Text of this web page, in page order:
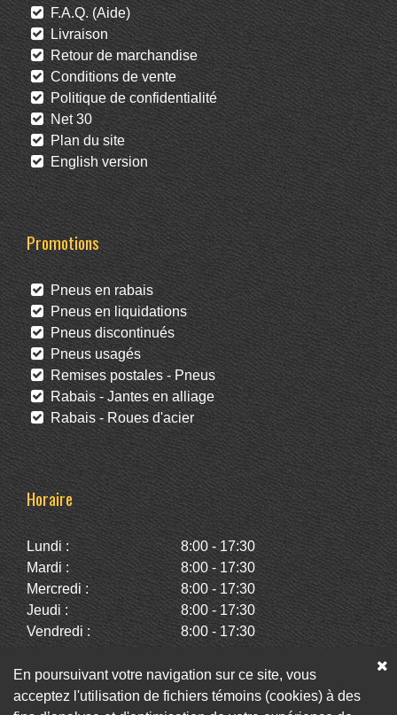
F.A.Q. (Aide)
Livraison
Retour de marchandise
Conditions de vente
Politique de confidentialité
Net 30
Plan du site
English version
Promotions
Pneus en rabais
Pneus en liquidations
Pneus discontinués
Pneus usagés
Remises postales - Pneus
Rabais - Jantes en alliage
Rabais - Roues d'acier
Horaire
Lundi :
8:00 - 17:30
Mardi :
8:00 - 17:30
Mercredi :
8:00 - 17:30
Jeudi :
8:00 - 17:30
Vendredi :
8:00 - 17:30
Dimanche :
Fermé
En poursuivant votre navigation sur ce site, vous
acceptez l'utilisation de fichiers témoins (cookies) à des